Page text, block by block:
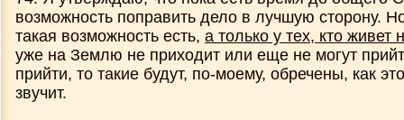
возможность поправить дело в лучшую сторону.
такая возможность есть, а только у тех, кто живет
уже на Землю не приходит или еще не могут
прийти, то такие будут, по-моему, обречены, как
звучит.